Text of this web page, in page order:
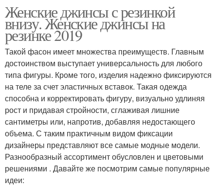
Женские джинсы с резинкой
внизу. Женские джинсы на
резинке 2019
Такой фасон имеет множества преимуществ. Главным
достоинством выступает универсальность для любого
типа фигуры. Кроме того, изделия надежно фиксируются
на теле за счет эластичных вставок. Такая одежда
способна и корректировать фигуру, визуально удлиняя
рост и придавая стройности, сглаживая лишние
сантиметры или, напротив, добавляя недостающего
объема. С таким практичным видом фиксации
дизайнеры представляют все самые модные модели.
Разнообразный ассортимент обусловлен и цветовыми
решениями . Давайте же посмотрим самые популярные
идеи: